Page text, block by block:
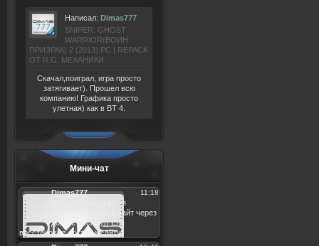
Написал: Dimas777
SNIPER: GHOST
WARRIOR(ВОИН
ПРИЗРАК) 2 (2013) РС | REPACK
ОТ R.G. МЕХАНИКИ
Скачал,поиграл, игра просто
затягивает). Прошел всю
компанию! Графика просто
улетная) как в BT 4.
Мини-чат